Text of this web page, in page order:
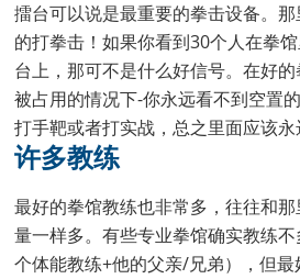
擂台可以说是最重要的拳击设备。
的打拳击！如果你看到30个人在拳
台上，那可不是什么好信号。在好
被占用的情况下-你永远看不到空置
打手靶或者打实战，总之里面应该永
许多教练
最好的拳馆教练也非常多，往往和
量一样多。有些专业拳馆确实教练
个体能教练+他的父亲/兄弟），但